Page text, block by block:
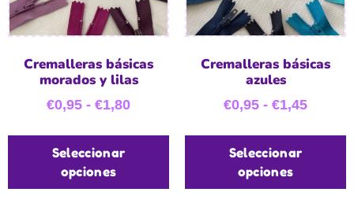
Cremalleras básicas
morados y lilas
€0,95 - €1,80
Seleccionar
opciones
Cremalleras básicas
azules
€0,95 - €1,45
Seleccionar
opciones